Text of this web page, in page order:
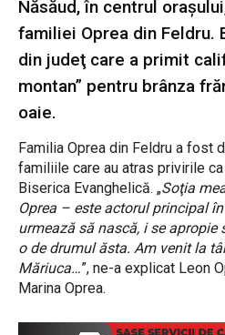
Năsăud, în centrul
familiei Oprea din Feldru.
din judeţ care a primit
montan” pentru brânza
oaie.
Familia Oprea din Feldru a fost
familiile care au atras privirile
Biserica Evanghelică. „Soţia
Oprea – este actorul principal
urmează să nască, i se apropie
o de drumul ăsta. Am venit la
Măriuca…”, ne-a explicat Leon
Marina Oprea.